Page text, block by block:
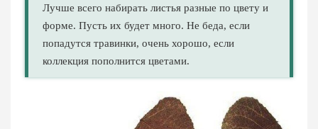
Лучше всего набирать листья разные по цвету и
форме. Пусть их будет много. Не беда, если
попадутся травинки, очень хорошо, если
коллекция пополнится цветами.